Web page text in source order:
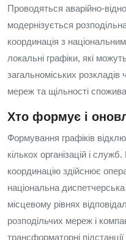
Проводяться аварійно-
модернізується
координація з
локальні графіки, які
загальноміських розкладів
мереж та щільності
Хто формує і
Формування графіків
кількох організацій і
координацію здійснює
національна
місцевому рівнях
розподільчих мереж і
трансформаторні підстанції